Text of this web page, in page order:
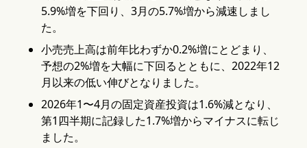
5.9%増を下回り、3月の5.7%増から減速しまし
た。
小売売上高は前年比わずか0.2%増にとどまり、
予想の2%増を大幅に下回るとともに、2022年12
月以来の低い伸びとなりました。
2026年1〜4月の固定資産投資は1.6%減となり、
第1四半期に記録した1.7%増からマイナスに転じ
ました。